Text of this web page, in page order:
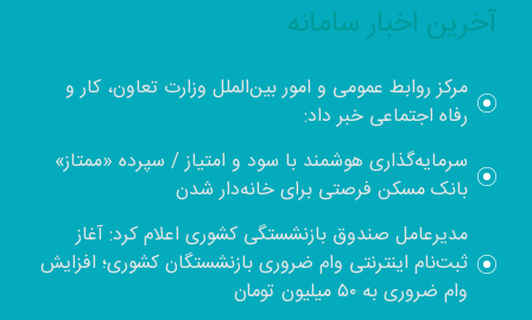
آخرین اخبار سامانه
مرکز روابط عمومی و امور بین‌الملل وزارت تعاون، کار و
رفاه اجتماعی خبر داد:
سرمایه‌گذاری هوشمند با سود و امتیاز / سپرده «ممتاز»
بانک مسکن فرصتی برای خانه‌دار شدن
مدیرعامل صندوق بازنشستگی کشوری اعلام کرد: آغاز
ثبت‌نام اینترنتی وام ضروری بازنشستگان کشوری؛ افزایش
وام ضروری به ۵۰ میلیون تومان